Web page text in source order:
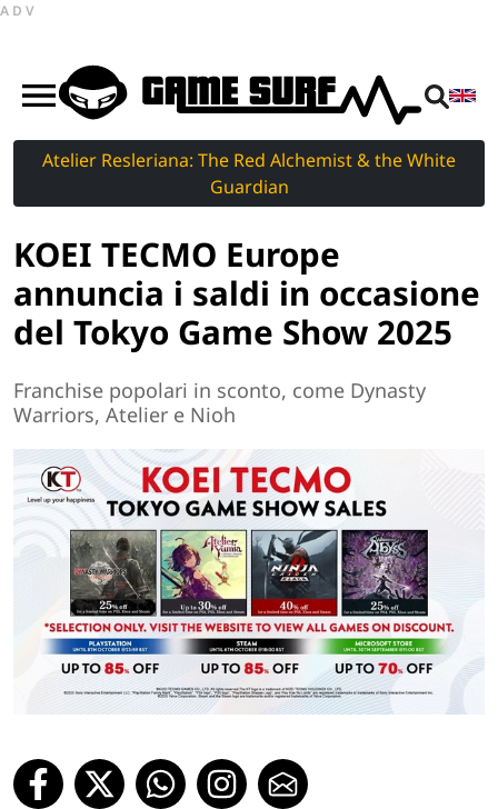
ADV
Atelier Resleriana: The Red Alchemist & the White
Guardian
KOEI TECMO Europe
annuncia i saldi in occasione
del Tokyo Game Show 2025
Franchise popolari in sconto, come Dynasty
Warriors, Atelier e Nioh